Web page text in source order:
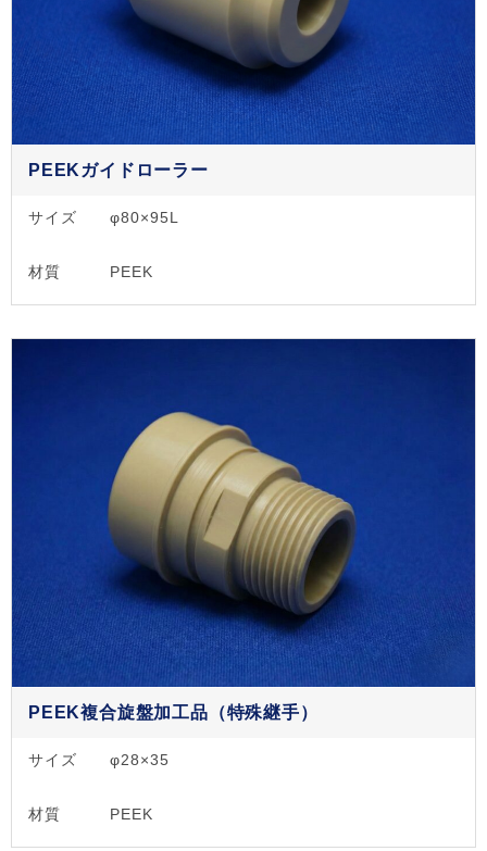
PEEKガイドローラー
サイズ φ80×95L
材質 PEEK
PEEK複合旋盤加工品（特殊継手）
サイズ φ28×35
材質 PEEK